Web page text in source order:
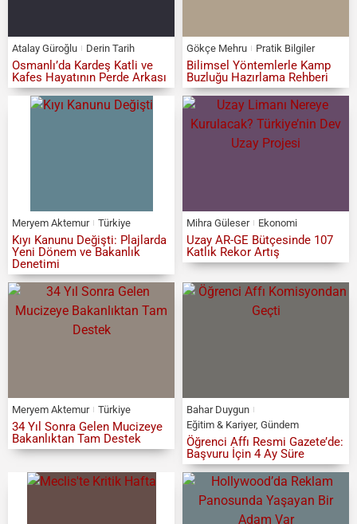
Atalay Güroğlu Derin Tarih
Osmanlı’da Kardeş Katli ve
Kafes Hayatının Perde Arkası
Gökçe Mehru Pratik Bilgiler
Bilimsel Yöntemlerle Kamp
Buzluğu Hazırlama Rehberi
Meryem Aktemur Türkiye
Kıyı Kanunu Değişti: Plajlarda
Yeni Dönem ve Bakanlık
Denetimi
Mihra Güleser Ekonomi
Uzay AR-GE Bütçesinde 107
Katlık Rekor Artış
Meryem Aktemur Türkiye
34 Yıl Sonra Gelen Mucizeye
Bakanlıktan Tam Destek
Bahar Duygun
Eğitim & Kariyer, Gündem
Öğrenci Affı Resmi Gazete’de:
Başvuru İçin 4 Ay Süre